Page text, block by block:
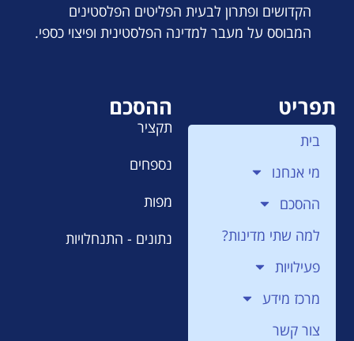
הקדושים ופתרון לבעית הפליטים הפלסטינים
המבוסס על מעבר למדינה הפלסטינית ופיצוי כספי.
תפריט
בית
מי אנחנו
ההסכם
למה שתי מדינות?
פעילויות
מרכז מידע
צור קשר
ההסכם
תקציר
נספחים
מפות
נתונים - התנחלויות